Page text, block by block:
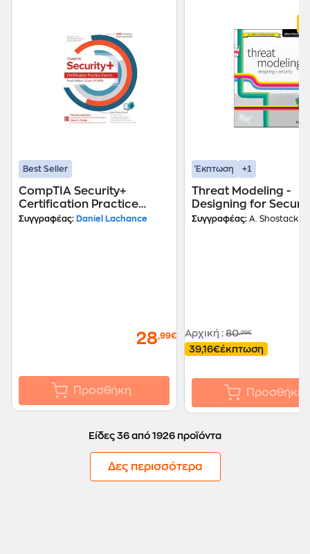
Best Seller
CompTIA Security+
Certification Practice
Exams, Fourth Edition
Συγγραφέας: Daniel Lachance
28,99€
Προσθήκη
Έκπτωση +1
Threat Modeling -
Designing for
Συγγραφέας: A. Shostack
Αρχική : 80,99€
39,16€έκπτωση
Προσθήκη
Είδες 36 από 1926 προϊόντα
Δες περισσότερα